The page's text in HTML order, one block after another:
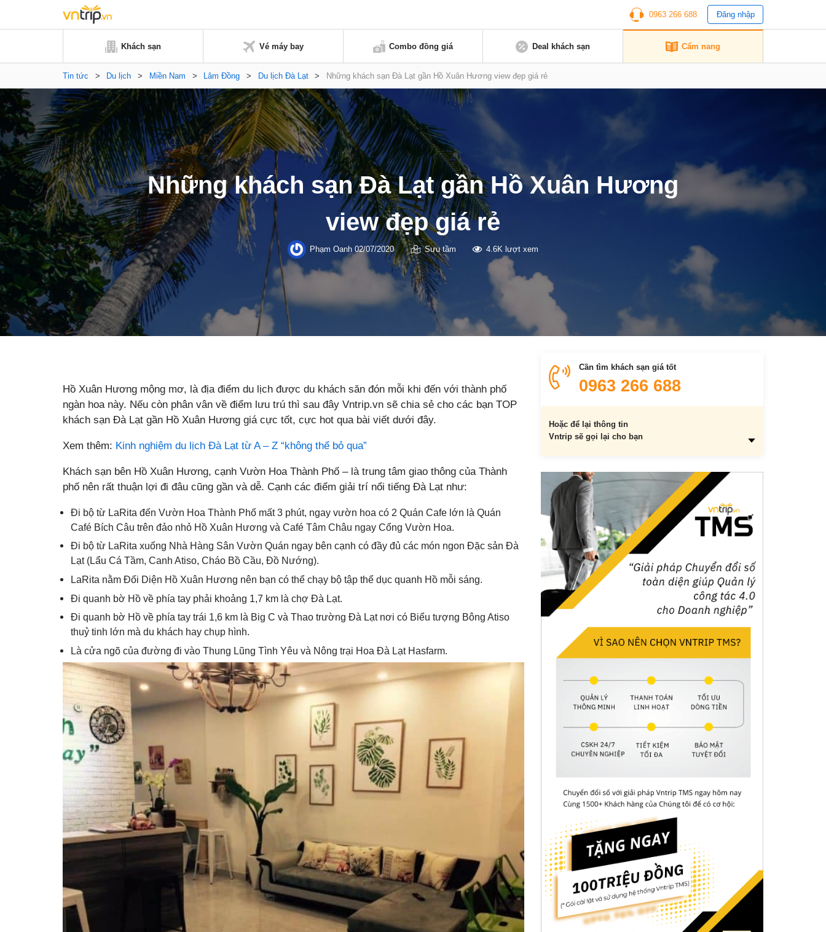
0963 266 688 Đăng nhập
Khách sạn Vé máy bay Combo đồng giá Deal khách sạn Cẩm nang
Tin tức > Du lịch > Miền Nam > Lâm Đồng > Du lịch Đà Lạt > Những khách sạn Đà Lạt gần Hồ Xuân Hương view đẹp giá rẻ
Những khách sạn Đà Lạt gần Hồ Xuân Hương
view đẹp giá rẻ
Phạm Oanh 02/07/2020 Sưu tầm 4.6K lượt xem
Hồ Xuân Hương mộng mơ, là địa điểm du lịch được du khách săn đón mỗi khi đến với thành phố
ngàn hoa này. Nếu còn phân vân về điểm lưu trú thì sau đây Vntrip.vn sẽ chia sẻ cho các bạn TOP
khách sạn Đà Lạt gần Hồ Xuân Hương giá cực tốt, cực hot qua bài viết dưới đây.
Xem thêm: Kinh nghiệm du lịch Đà Lạt từ A – Z “không thể bỏ qua”
Khách sạn bên Hồ Xuân Hương, cạnh Vườn Hoa Thành Phố – là trung tâm giao thông của Thành
phố nên rất thuận lợi đi đâu cũng gần và dễ. Cạnh các điểm giải trí nổi tiếng Đà Lạt như:
Đi bộ từ LaRita đến Vườn Hoa Thành Phố mất 3 phút, ngay vườn hoa có 2 Quán Cafe lớn là Quán
Café Bích Câu trên đảo nhỏ Hồ Xuân Hương và Café Tâm Châu ngay Cổng Vườn Hoa.
Đi bộ từ LaRita xuống Nhà Hàng Sân Vườn Quán ngay bên cạnh có đầy đủ các món ngon Đặc sản Đà
Lạt (Lẩu Cá Tầm, Canh Atiso, Cháo Bồ Cầu, Đồ Nướng).
LaRita nằm Đối Diện Hồ Xuân Hương nên bạn có thể chạy bộ tập thể dục quanh Hồ mỗi sáng.
Đi quanh bờ Hồ về phía tay phải khoảng 1,7 km là chợ Đà Lạt.
Đi quanh bờ Hồ về phía tay trái 1,6 km là Big C và Thao trường Đà Lạt nơi có Biểu tượng Bông Atiso
thuỷ tinh lớn mà du khách hay chụp hình.
Là cửa ngõ của đường đi vào Thung Lũng Tình Yêu và Nông trại Hoa Đà Lạt Hasfarm.
Cần tìm khách sạn giá tốt
0963 266 688
Hoặc để lại thông tin
Vntrip sẽ gọi lại cho bạn